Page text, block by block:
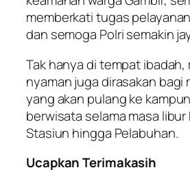
memberkati tugas
dan semoga Polri semakin
Tak hanya di tempat ibadah,
nyaman juga dirasakan bagi
yang akan pulang ke
berwisata selama masa libur
Stasiun hingga Pelabuhan.
Ucapkan Terimakasih